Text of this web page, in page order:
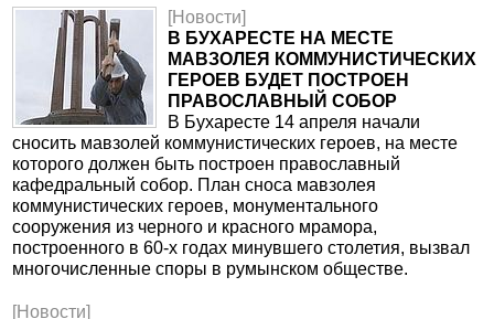
[Новости]
В БУХАРЕСТЕ НА МЕСТЕ
МАВЗОЛЕЯ КОММУНИСТИЧЕСКИХ
ГЕРОЕВ БУДЕТ ПОСТРОЕН
ПРАВОСЛАВНЫЙ СОБОР
В Бухаресте 14 апреля начали
сносить мавзолей коммунистических героев, на месте
которого должен быть построен православный
кафедральный собор. План сноса мавзолея
коммунистических героев, монументального
сооружения из черного и красного мрамора,
построенного в 60-х годах минувшего столетия, вызвал
многочисленные споры в румынском обществе.
[Новости]